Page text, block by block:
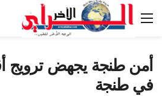
أمن طنجة يجهض ترويج
في طنجة